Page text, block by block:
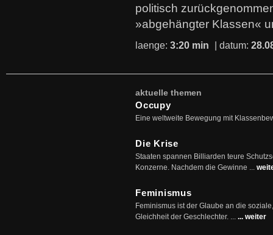
politisch
»abgehängter Klassen«
laenge: 3:20 min | datum:
aktuelle themen
Occupy
Eine weltweite Bewegung mit
Die Krise
Staaten spannen Billiarden teure
Konzerne. Nachdem die Gewinne ...
Feminismus
Feminismus ist der Glaube an die
Gleichheit der Geschlechter. ... ... weiter